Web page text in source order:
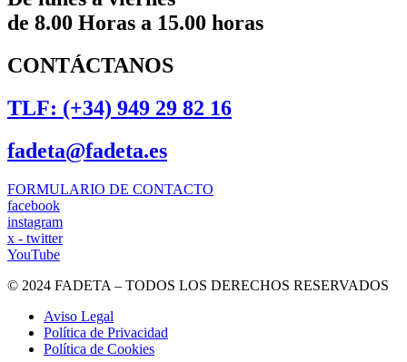
de 8.00 Horas a 15.00 horas
CONTÁCTANOS
TLF: (+34) 949 29 82 16
fadeta@fadeta.es
FORMULARIO DE CONTACTO
facebook
instagram
x - twitter
YouTube
© 2024 FADETA – TODOS LOS DERECHOS RESERVADOS
Aviso Legal
Política de Privacidad
Política de Cookies